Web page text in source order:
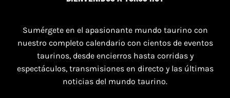
TOROS NAVAS DE SAN JUAN 9 AGOSTO
2026
Sumérgete en el apasionante mundo taurino con
nuestro completo calendario con cientos de eventos
taurinos, desde encierros hasta corridas y
espectáculos, transmisiones en directo y las últimas
noticias del mundo taurino.